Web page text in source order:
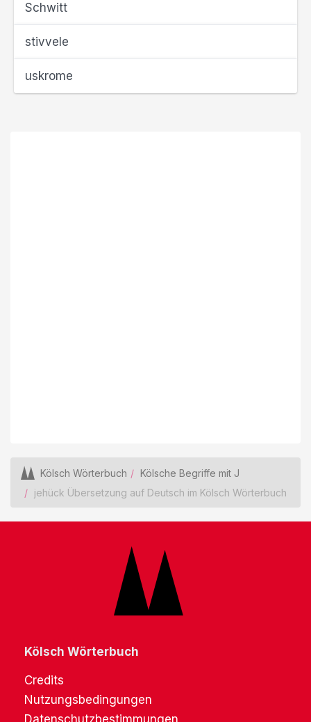
Schwitt
stivvele
uskrome
Kölsch Wörterbuch
Kölsche Begriffe mit J
jehück Übersetzung auf Deutsch im Kölsch Wörterbuch
Kölsch Wörterbuch
Credits
Nutzungsbedingungen
Datenschutzbestimmungen